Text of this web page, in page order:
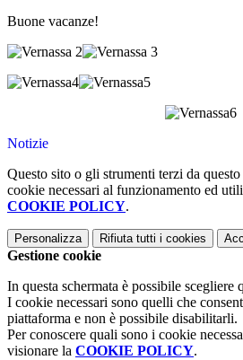
Buone vacanze!
Notizie
Questo sito o gli strumenti terzi da
cookie necessari al funzionamento ed
COOKIE POLICY.
Personalizza Rifiuta tutti i cookies
Gestione cookie
In questa schermata è possibile scegliere
I cookie necessari sono quelli che
piattaforma e non è possibile disabilitarli.
Per conoscere quali sono i cookie
visionare la COOKIE POLICY.